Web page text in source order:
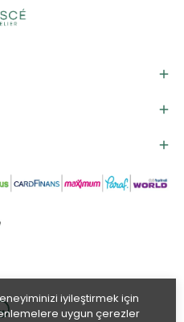
iyileştirmek için
uygun çerezler